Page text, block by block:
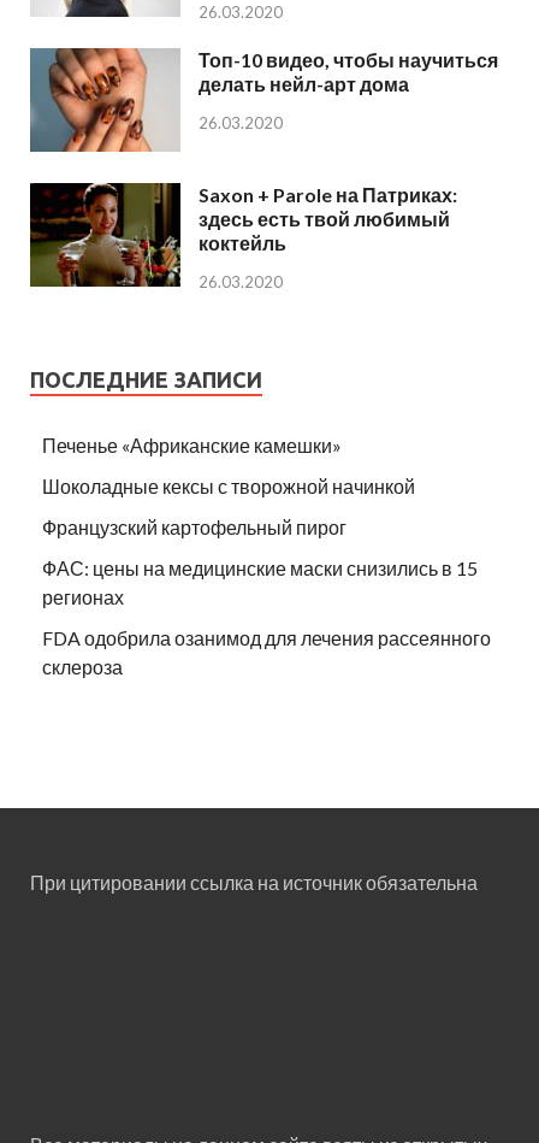
26.03.2020
Топ-10 видео, чтобы научиться
делать нейл-арт дома
26.03.2020
Saxon + Parole на Патриках:
здесь есть твой любимый
коктейль
26.03.2020
ПОСЛЕДНИЕ ЗАПИСИ
Печенье «Африканские камешки»
Шоколадные кексы с творожной начинкой
Французский картофельный пирог
ФАС: цены на медицинские маски снизились в 15
регионах
FDA одобрила озанимод для лечения рассеянного
склероза
При цитировании ссылка на источник обязательна